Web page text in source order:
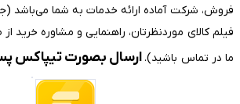
فروش، شرکت آماده ارائه خدمات به شما
ما در تماس باشید).ارسال بصورت تیپاکس